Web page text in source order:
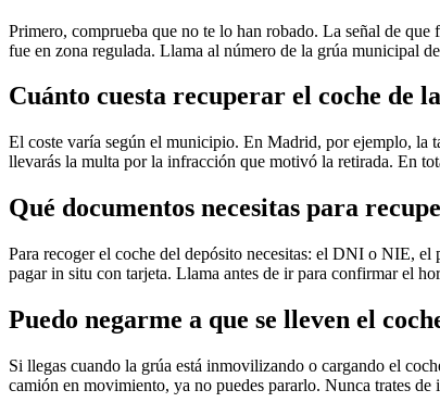
Primero, comprueba que no te lo han robado. La señal de
fue en zona regulada. Llama al número de la grúa municipal
Cuánto cuesta recuperar el coche de
El coste varía según el municipio. En Madrid, por ejemplo, la
llevarás la multa por la infracción que motivó la retirada. En
Qué documentos necesitas para
Para recoger el coche del depósito necesitas: el DNI o NIE,
pagar in situ con tarjeta. Llama antes de ir para confirmar el
Puedo negarme a que se lleven el
Si llegas cuando la grúa está inmovilizando o cargando el
camión en movimiento, ya no puedes pararlo. Nunca trates